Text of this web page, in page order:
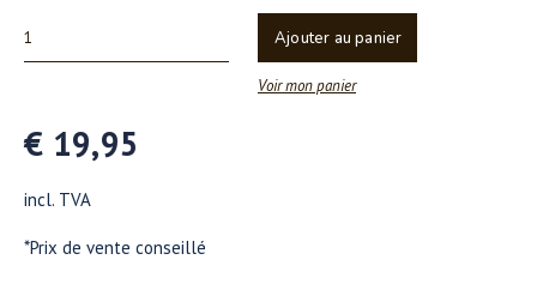
Ajouter au panier
Voir mon panier
€ 19,95
incl. TVA
*Prix de vente conseillé